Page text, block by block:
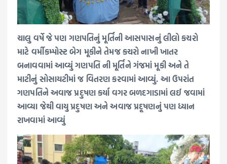
ચાલુ વર્ષે જે પણ ગણપતિનું મૂર્તિની આસપાસનું લીલો કચરો
માટે વર્મીકમ્પોસ્ટ બેગ મૂકીને તેમજ કચરો નાખી ખાતર
બનાવવામાં આવ્યું ગણપતિ ની મૂર્તિને ગંજમાં મૂકી અને તે
માટીનું સોસાયટીમાં જ વિતરણ કરવામાં આવ્યું. આ ઉપરાંત
ગણપતિને અવાજ પ્રદુષણ કર્યા વગર બળદગાડામાં લઈ જવામાં
આવ્યા જેથી વાયુ પ્રદુષણ અને અવાજ પ્રદૂષણનું પણ ધ્યાન
રાખવામાં આવ્યું